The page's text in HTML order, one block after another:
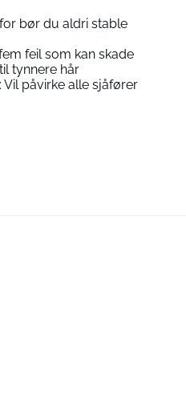
bør du aldri stable
feil som kan skade
tynnere hår
Vil påvirke alle sjåfører